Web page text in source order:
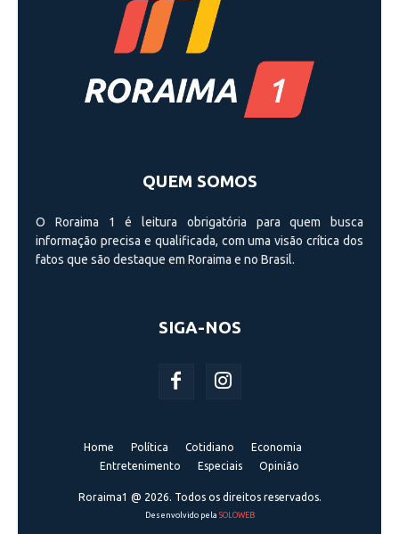
QUEM SOMOS
O Roraima 1 é leitura obrigatória para quem busca
informação precisa e qualificada, com uma visão crí­tica dos
fatos que são destaque em Roraima e no Brasil.
SIGA-NOS
Home Política Cotidiano
Economia
Entretenimento
Especiais Opinião
Roraima1 @ 2026. Todos os direitos reservados.
Desenvolvido pela SOLOWEB